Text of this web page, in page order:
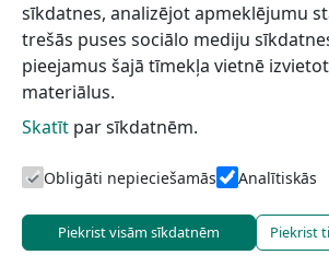
Vēlos saņemt jaunumus uz norādīto e-
Informācijai
sīkdatnes, analizējot apmeklējumu
trešās puses sociālo mediju
pieejamus šajā tīmekļa vietnē
materiālus.
Skatīt par sīkdatnēm.
Obligāti nepieciešamās Analītiskās
Piekrist visām sīkdatnēm Piekrist